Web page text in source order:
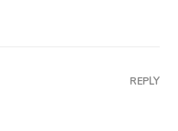
REPLY